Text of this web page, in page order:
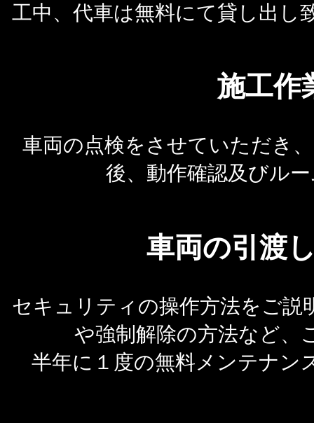
工中、代車は無料にて貸し出し
施工
車両の点検をさせていただき
後、動作確認及びル
車両の引渡
セキュリティの操作方法をご説
や強制解除の方法など、
半年に１度の無料メンテナン